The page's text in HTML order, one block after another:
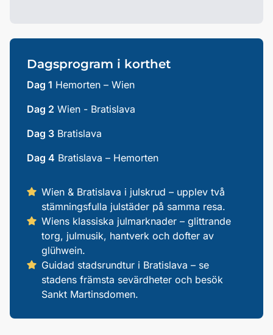
Dagsprogram i korthet
Dag 1 Hemorten – Wien
Dag 2 Wien - Bratislava
Dag 3 Bratislava
Dag 4 Bratislava – Hemorten
Wien & Bratislava i julskrud – upplev två
stämningsfulla julstäder på samma resa.
Wiens klassiska julmarknader – glittrande
torg, julmusik, hantverk och dofter av
glühwein.
Guidad stadsrundtur i Bratislava – se
stadens främsta sevärdheter och besök
Sankt Martinsdomen.